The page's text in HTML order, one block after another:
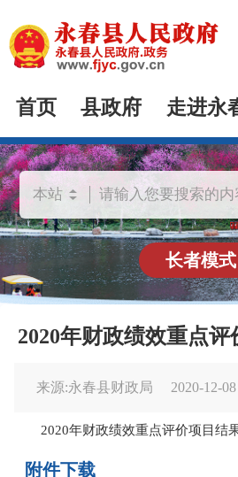
首页 县政府 走进永
长者模式
2020年财政绩效重点
来源:永春县财政局 2020-12-
2020年财政绩效重点评价项目结
附件下载